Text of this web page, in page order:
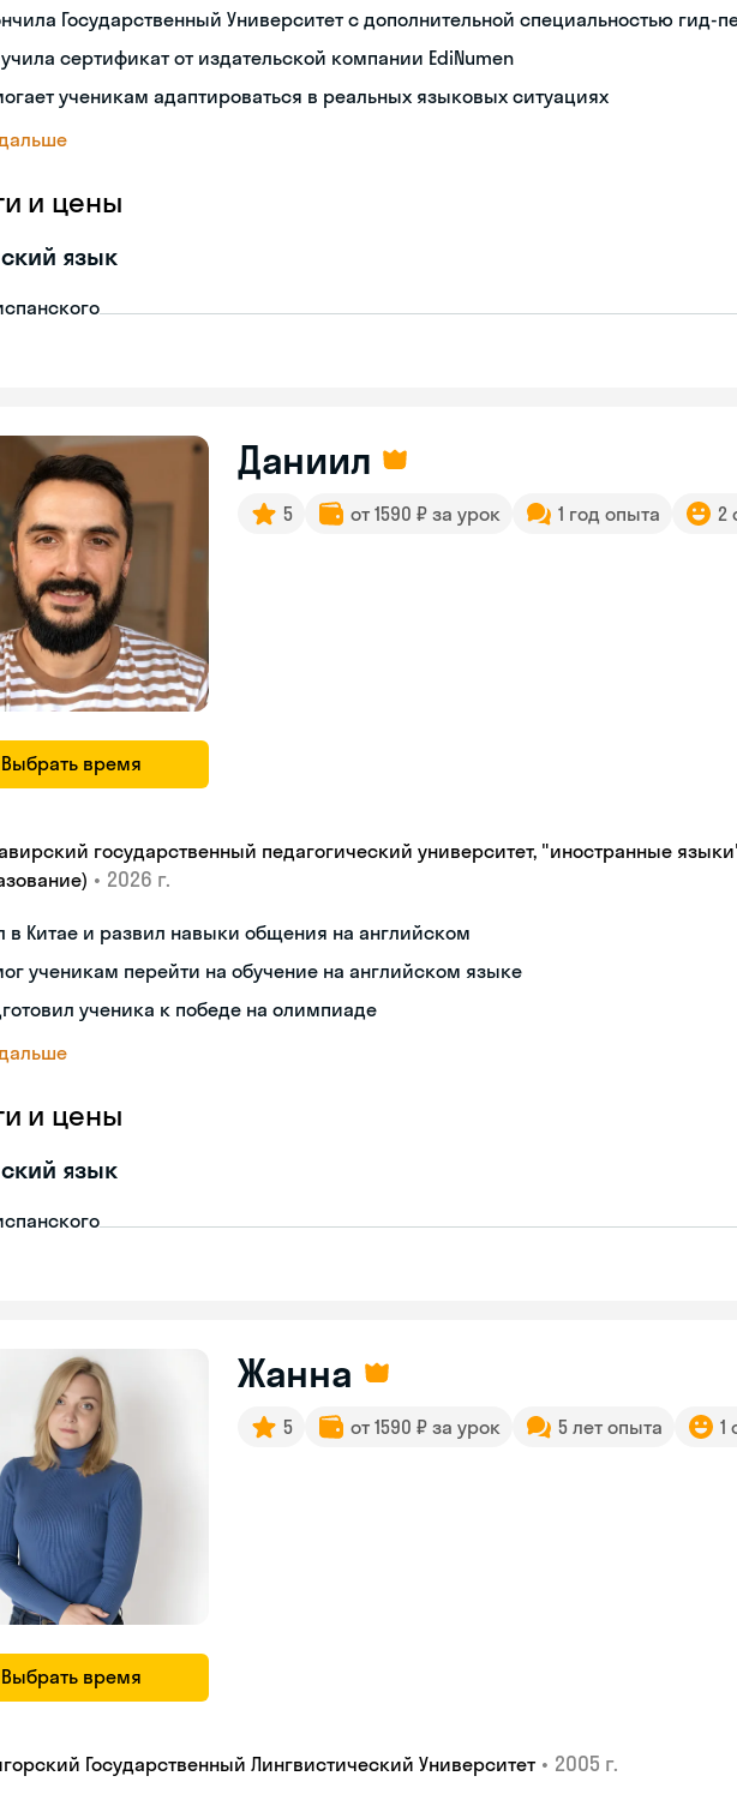
Государственный Университет с дополнительной специальностью гид-
сертификат от издательской компании EdiNumen
ученикам адаптироваться в реальных языковых ситуациях
и цены
язык
Выбрать время
Даниил
5 от 1590 ₽ за урок 1 год опыта 2
государственный педагогический университет, "иностранные
• 2026 г.
в Китае и развил навыки общения на английском
ученикам перейти на обучение на английском языке
ученика к победе на олимпиаде
и цены
язык
Выбрать время
Жанна
5 от 1590 ₽ за урок 5 лет опыта 1
Государственный Лингвистический Университет • 2005 г.